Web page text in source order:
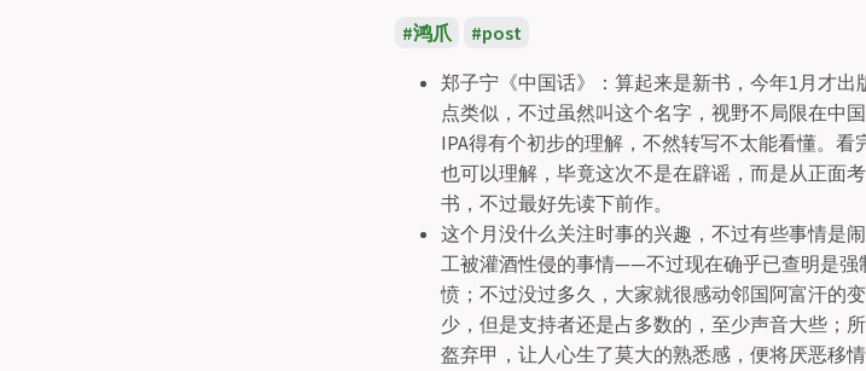
鸿爪 post
郑子宁《中国话》：算起来是新书，今年1月才
点类似，不过虽然叫这个名字，视野不局限在中
IPA得有个初步的理解，不然转写不太能看懂。
也可以理解，毕竟这次不是在辟谣，而是从正面
书，不过最好先读下前作。
这个月没什么关注时事的兴趣，不过有些事情是
工被灌酒性侵的事情——不过现在确乎已查明是
愤；不过没过多久，大家就很感动邻国阿富汗的
少，但是支持者还是占多数的，至少声音大些；
盔弃甲，让人心生了莫大的熟悉感，便将厌恶移